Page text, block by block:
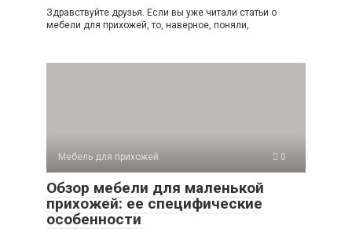
Здравствуйте друзья. Если вы уже читали статьи о
мебели для прихожей, то, наверное, поняли,
Мебель для прихожей 0
Обзор мебели для маленькой
прихожей: ее специфические
особенности